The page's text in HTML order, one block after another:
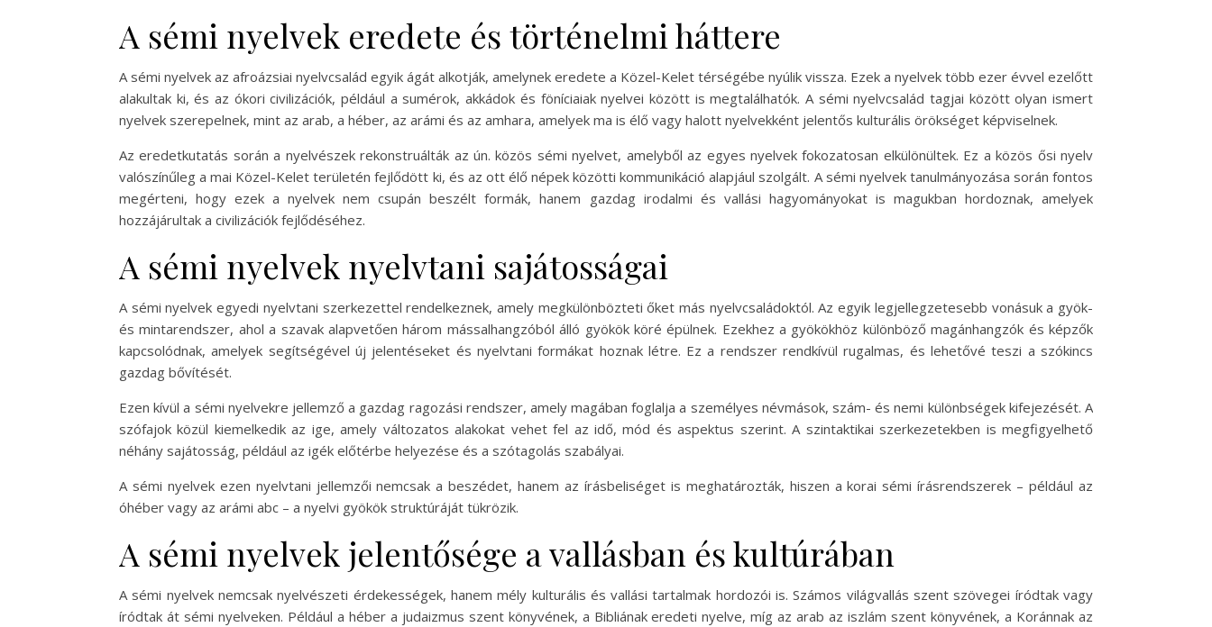
A sémi nyelvek eredete és történelmi háttere
A sémi nyelvek az afroázsiai nyelvcsalád egyik ágát alkotják, amelynek eredete a Közel-Kelet térségébe nyúlik vissza. Ezek a nyelvek több ezer évvel ezelőtt
alakultak ki, és az ókori civilizációk, például a sumérok, akkádok és föníciaiak nyelvei között is megtalálhatók. A sémi nyelvcsalád tagjai között olyan ismert
nyelvek szerepelnek, mint az arab, a héber, az arámi és az amhara, amelyek ma is élő vagy halott nyelvekként jelentős kulturális örökséget képviselnek.
Az eredetkutatás során a nyelvészek rekonstruálták az ún. közös sémi nyelvet, amelyből az egyes nyelvek fokozatosan elkülönültek. Ez a közös ősi nyelv
valószínűleg a mai Közel-Kelet területén fejlődött ki, és az ott élő népek közötti kommunikáció alapjául szolgált. A sémi nyelvek tanulmányozása során fontos
megérteni, hogy ezek a nyelvek nem csupán beszélt formák, hanem gazdag irodalmi és vallási hagyományokat is magukban hordoznak, amelyek
hozzájárultak a civilizációk fejlődéséhez.
A sémi nyelvek nyelvtani sajátosságai
A sémi nyelvek egyedi nyelvtani szerkezettel rendelkeznek, amely megkülönbözteti őket más nyelvcsaládoktól. Az egyik legjellegzetesebb vonásuk a gyök-
és mintarendszer, ahol a szavak alapvetően három mássalhangzóból álló gyökök köré épülnek. Ezekhez a gyökökhöz különböző magánhangzók és képzők
kapcsolódnak, amelyek segítségével új jelentéseket és nyelvtani formákat hoznak létre. Ez a rendszer rendkívül rugalmas, és lehetővé teszi a szókincs
gazdag bővítését.
Ezen kívül a sémi nyelvekre jellemző a gazdag ragozási rendszer, amely magában foglalja a személyes névmások, szám- és nemi különbségek kifejezését. A
szófajok közül kiemelkedik az ige, amely változatos alakokat vehet fel az idő, mód és aspektus szerint. A szintaktikai szerkezetekben is megfigyelhető
néhány sajátosság, például az igék előtérbe helyezése és a szótagolás szabályai.
A sémi nyelvek ezen nyelvtani jellemzői nemcsak a beszédet, hanem az írásbeliséget is meghatározták, hiszen a korai sémi írásrendszerek – például az
óhéber vagy az arámi abc – a nyelvi gyökök struktúráját tükrözik.
A sémi nyelvek jelentősége a vallásban és kultúrában
A sémi nyelvek nemcsak nyelvészeti érdekességek, hanem mély kulturális és vallási tartalmak hordozói is. Számos világvallás szent szövegei íródtak vagy
íródtak át sémi nyelveken. Például a héber a judaizmus szent könyvének, a Bibliának eredeti nyelve, míg az arab az iszlám szent könyvének, a Koránnak az